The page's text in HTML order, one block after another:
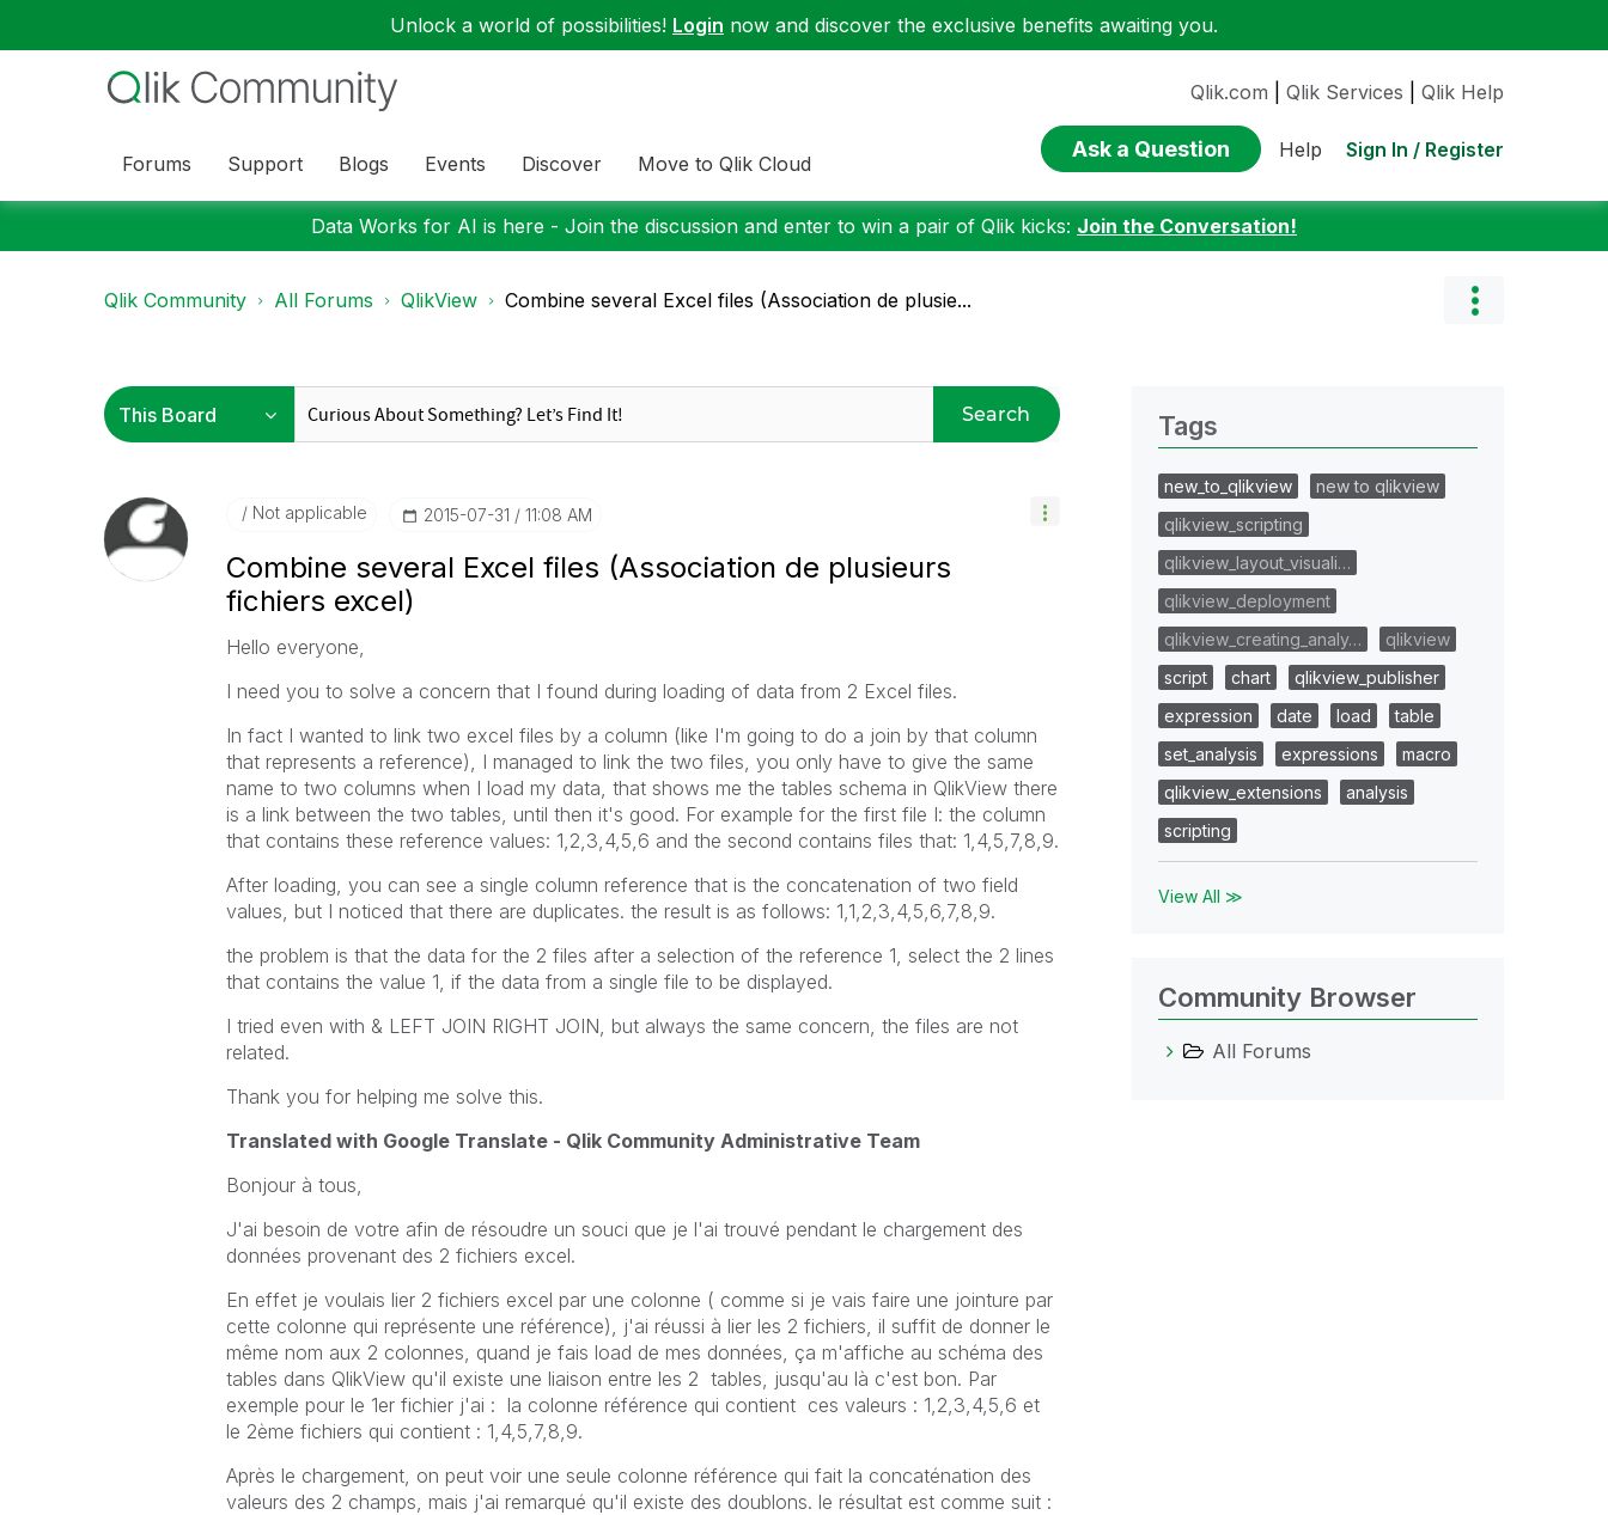
Unlock a world of possibilities! Login now and discover the exclusive benefits awaiting you.
Forums Support Blogs Events Discover Move to Qlik Cloud
Qlik.com Qlik Services Qlik Help
Ask a Question Help Sign In / Register
Data Works for AI is here - Join the discussion and enter to win a pair of Qlik kicks: Join the Conversation!
Qlik Community All Forums QlikView Combine several Excel files (Association de plusie...
Search
Not applicable ‎2015-07-31 11:08 AM
Combine several Excel files (Association de plusieurs
fichiers excel)
Hello everyone,
I need you to solve a concern that I found during loading of data from 2 Excel files.
In fact I wanted to link two excel files by a column (like I'm going to do a join by that column
that represents a reference), I managed to link the two files, you only have to give the same
name to two columns when I load my data, that shows me the tables schema in QlikView there
is a link between the two tables, until then it's good. For example for the first file I: the column
that contains these reference values: 1,2,3,4,5,6 and the second contains files that: 1,4,5,7,8,9.
After loading, you can see a single column reference that is the concatenation of two field
values, but I noticed that there are duplicates. the result is as follows: 1,1,2,3,4,5,6,7,8,9.
the problem is that the data for the 2 files after a selection of the reference 1, select the 2 lines
that contains the value 1, if the data from a single file to be displayed.
I tried even with & LEFT JOIN RIGHT JOIN, but always the same concern, the files are not
related.
Thank you for helping me solve this.
Translated with Google Translate - Qlik Community Administrative Team
Bonjour à tous,
J'ai besoin de votre afin de résoudre un souci que je l'ai trouvé pendant le chargement des
données provenant des 2 fichiers excel.
En effet je voulais lier 2 fichiers excel par une colonne ( comme si je vais faire une jointure par
cette colonne qui représente une référence), j'ai réussi à lier les 2 fichiers, il suffit de donner le
même nom aux 2 colonnes, quand je fais load de mes données, ça m'affiche au schéma des
tables dans QlikView qu'il existe une liaison entre les 2 tables, jusqu'au là c'est bon. Par
exemple pour le 1er fichier j'ai : la colonne référence qui contient ces valeurs : 1,2,3,4,5,6 et
le 2ème fichiers qui contient : 1,4,5,7,8,9.
Après le chargement, on peut voir une seule colonne référence qui fait la concaténation des
valeurs des 2 champs, mais j'ai remarqué qu'il existe des doublons. le résultat est comme suit :
Tags
new_to_qlikview
new to qlikview
qlikview_scripting
qlikview_layout_visuali…
qlikview_deployment
qlikview_creating_analy…
qlikview
script
chart
qlikview_publisher
expression
date load
table
set_analysis
expressions
macro
qlikview_extensions
analysis
scripting
View All ≫
Community Browser
All Forums